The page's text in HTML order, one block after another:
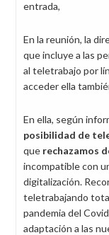
entrada,
En la reunión, la
que incluye a las
al teletrabajo por
acceder ella
En ella, según
posibilidad de
que rechazamos
incompatible con
digitalización.
teletrabajando
pandemia del
adaptación a las